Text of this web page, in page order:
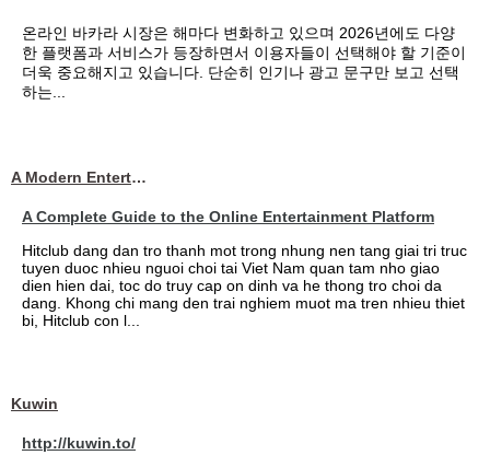
온라인 바카라 시장은 해마다 변화하고 있으며 2026년에도 다양
한 플랫폼과 서비스가 등장하면서 이용자들이 선택해야 할 기준이
더욱 중요해지고 있습니다. 단순히 인기나 광고 문구만 보고 선택
하는...
A Modern Entertainment Platform Bringing
A Complete Guide to the Online Entertainment Platform
Hitclub dang dan tro thanh mot trong nhung nen tang giai tri truc
tuyen duoc nhieu nguoi choi tai Viet Nam quan tam nho giao
dien hien dai, toc do truy cap on dinh va he thong tro choi da
dang. Khong chi mang den trai nghiem muot ma tren nhieu thiet
bi, Hitclub con l...
Kuwin
http://kuwin.to/